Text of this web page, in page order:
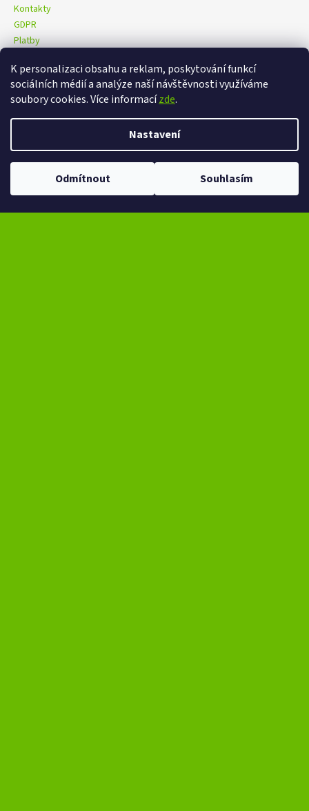
K personalizaci obsahu a reklam, poskytování funkcí
sociálních médií a analýze naší návštěvnosti využíváme
soubory cookies. Více informacízde.
Nastavení
Odmítnout Souhlasím
Ve dnech 13-14.8 omezení provozu V případě návštěvy se dotazujte na
Kontakty
GDPR
Platby
eXtrem-audio na facebooku eXtrem-audio na Instagramu
Copyright 2026eXtrem-audio.cz. Všechna práva vyhrazena.
Upravit nastavení cookies